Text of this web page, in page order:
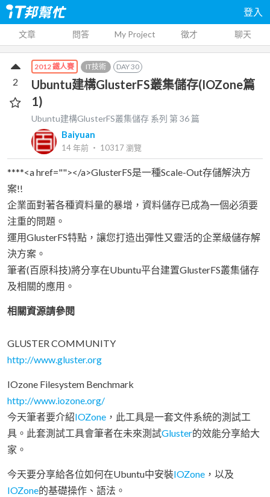
登入
文章 問答 My Project 徵才 聊天
2012 鐵人賽 IT技術 DAY30
Ubuntu建構GlusterFS叢集儲存(IOZone篇
1)
Ubuntu建構GlusterFS叢集儲存 系列 第36 篇
Baiyuan
14 年前 ‧ 10317瀏覽
2
****<a href=""></a>GlusterFS是一種Scale-Out存儲解決方
案!!
企業面對著各種資料量的暴增，資料儲存已成為一個必須要
注重的問題。
運用GlusterFS特點，讓您打造出彈性又靈活的企業級儲存解
決方案。
筆者(百原科技)將分享在Ubuntu平台建置GlusterFS叢集儲存
及相關的應用。
相關資源請參閱
GLUSTER COMMUNITY
http://www.gluster.org
IOzone Filesystem Benchmark
http://www.iozone.org/
今天筆者要介紹IOZone ，此工具是一套文件系統的測試工
具。此套測試工具會筆者在未來測試Gluster的效能分享給大
家。
今天要分享給各位如何在Ubuntu中安裝IOZone ，以及
IOZone的基礎操作、語法。